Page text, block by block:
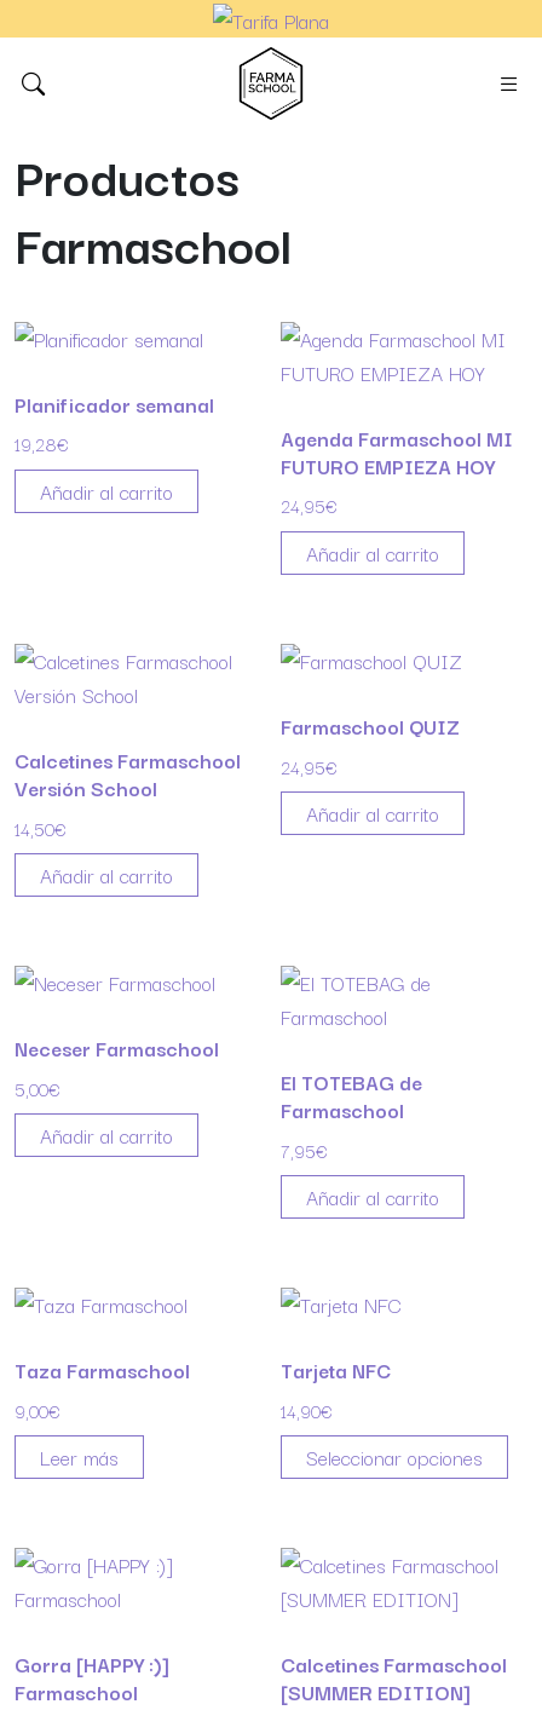
Productos
Farmaschool
Planificador semanal
19,28€
Añadir al carrito
Agenda Farmaschool MI
FUTURO EMPIEZA HOY
24,95€
Añadir al carrito
Calcetines Farmaschool
Versión School
14,50€
Añadir al carrito
Farmaschool QUIZ
24,95€
Añadir al carrito
Neceser Farmaschool
5,00€
Añadir al carrito
El TOTEBAG de
Farmaschool
7,95€
Añadir al carrito
Taza Farmaschool
9,00€
Leer más
Tarjeta NFC
14,90€
Seleccionar opciones
Gorra [HAPPY :)]
Farmaschool
Calcetines Farmaschool
[SUMMER EDITION]